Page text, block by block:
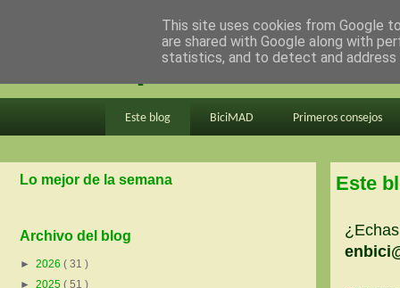
en bici por madrid
Este blog BiciMAD Primeros consejos
Este
Lo mejor de la semana
Archivo del blog
► 2026 ( 31 )
► 2025 ( 51 )
This site uses cookies from Google
are shared with Google along with
statistics, and to detect and address